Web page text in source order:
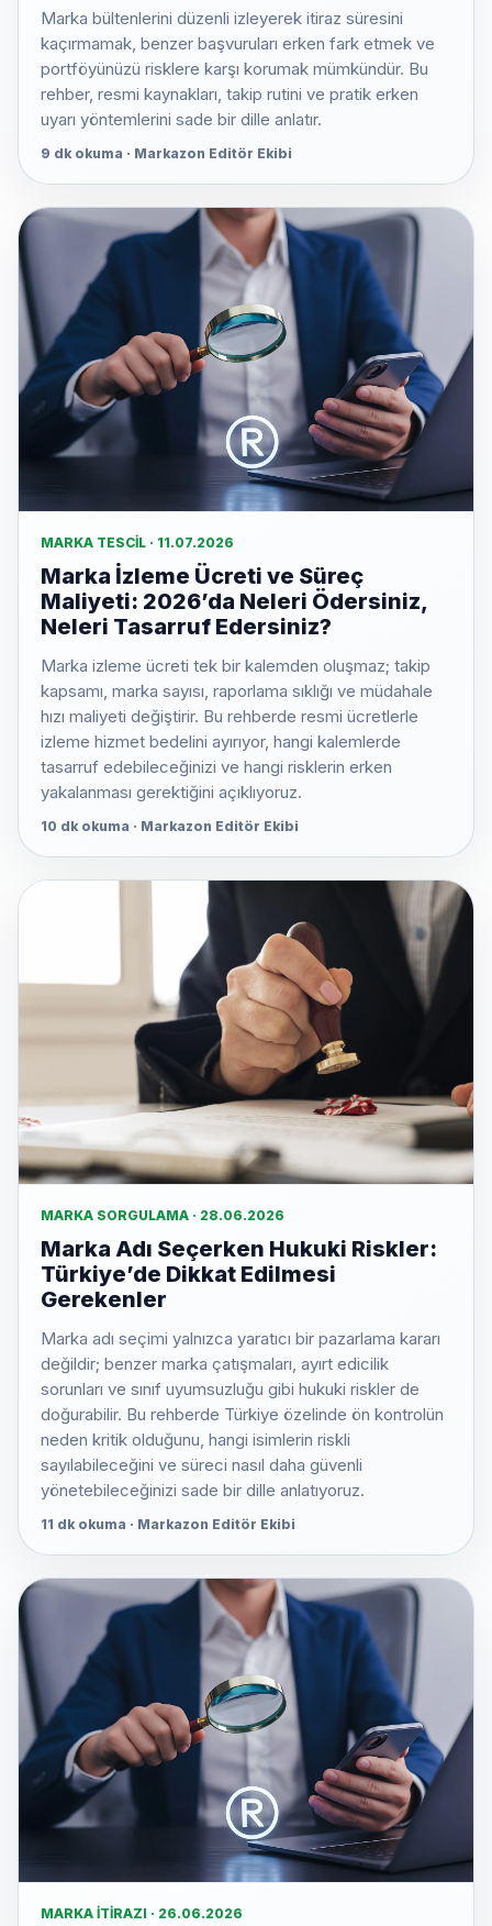
Marka bültenlerini düzenli izleyerek itiraz süresini
kaçırmamak, benzer başvuruları erken fark etmek ve
portföyünüzü risklere karşı korumak mümkündür. Bu
rehber, resmi kaynakları, takip rutini ve pratik erken
uyarı yöntemlerini sade bir dille anlatır.
9 dk okuma · Markazon Editör Ekibi
MARKA TESCIL · 11.07.2026
Marka İzleme Ücreti ve Süreç
Maliyeti: 2026’da Neleri Ödersiniz,
Neleri Tasarruf Edersiniz?
Marka izleme ücreti tek bir kalemden oluşmaz; takip
kapsamı, marka sayısı, raporlama sıklığı ve müdahale
hızı maliyeti değiştirir. Bu rehberde resmi ücretlerle
izleme hizmet bedelini ayırıyor, hangi kalemlerde
tasarruf edebileceğinizi ve hangi risklerin erken
yakalanması gerektiğini açıklıyoruz.
10 dk okuma · Markazon Editör Ekibi
MARKA SORGULAMA · 28.06.2026
Marka Adı Seçerken Hukuki Riskler:
Türkiye’de Dikkat Edilmesi
Gerekenler
Marka adı seçimi yalnızca yaratıcı bir pazarlama kararı
değildir; benzer marka çatışmaları, ayırt edicilik
sorunları ve sınıf uyumsuzluğu gibi hukuki riskler de
doğurabilir. Bu rehberde Türkiye özelinde ön kontrolün
neden kritik olduğunu, hangi isimlerin riskli
sayılabileceğini ve süreci nasıl daha güvenli
yönetebileceğinizi sade bir dille anlatıyoruz.
11 dk okuma · Markazon Editör Ekibi
MARKA İTIRAZI · 26.06.2026